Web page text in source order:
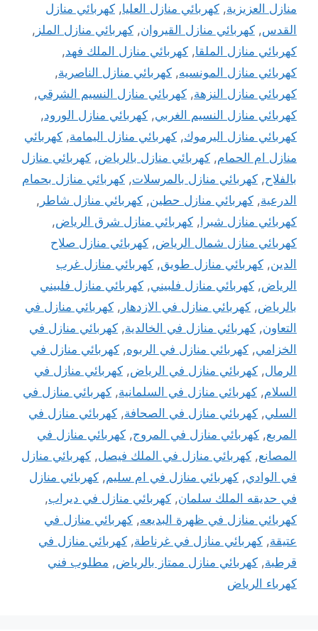
منازل العزيزية, كهربائي منازل العليا, كهربائي منازل
القدس, كهربائي منازل القيروان, كهربائي منازل الملز ,
كهربائي منازل الملقا, كهربائي منازل الملك فهد,
كهربائي منازل المونسيه, كهربائي منازل الناصرية,
كهربائي منازل النزهة, كهربائي منازل النسيم الشرقي,
كهربائي منازل النسيم الغربي, كهربائي منازل الورود,
كهربائي منازل اليرموك, كهربائي منازل اليمامة, كهربائي
منازل ام الحمام, كهربائي منازل بالرياض, كهربائي منازل
بالفلاح, كهربائي منازل بالمرسلات, كهربائي منازل بحمام
الدرعية, كهربائي منازل حطين, كهربائي منازل شاطر ,
كهربائي منازل شبرا, كهربائي منازل شرق الرياض,
كهربائي منازل شمال الرياض, كهربائي منازل صلاح
الدين, كهربائي منازل طويق, كهربائي منازل غرب
الرياض, كهربائي منازل فلبيني, كهربائي منازل فلبيني
بالرياض, كهربائي منازل في الازدهار , كهربائي منازل في
التعاون, كهربائي منازل في الخالدية, كهربائي منازل في
الخزامي, كهربائي منازل في الربوه, كهربائي منازل في
الرمال, كهربائي منازل في الرياض, كهربائي منازل في
السلام, كهربائي منازل في السلمانية, كهربائي منازل في
السلي, كهربائي منازل في الصحافة, كهربائي منازل في
المربع, كهربائي منازل في المروج, كهربائي منازل في
المصانع, كهربائي منازل في الملك فيصل, كهربائي منازل
في الوادي, كهربائي منازل في ام سليم, كهربائي منازل
في حديقه الملك سلمان, كهربائي منازل في ديراب,
كهربائي منازل في ظهرة البديعه, كهربائي منازل في
عتيقة, كهربائي منازل في غرناطة, كهربائي منازل في
قرطبة, كهربائي منازل ممتاز بالرياض, مطلوب فني
كهرباء الرياض